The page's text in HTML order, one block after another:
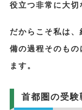
役立つ非常に大切
だからこそ私は
備の過程そのも
ます。
首都圏の受